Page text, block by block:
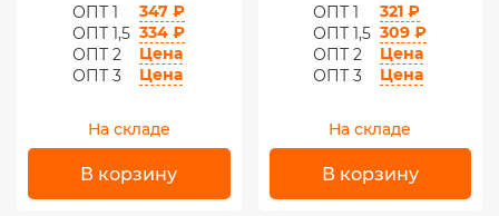
ОПТ 1
347 ₽
ОПТ 1,5 334 ₽
ОПТ 2
Цена
ОПТ 3
Цена
На складе
В корзину
ОПТ 1
321 ₽
ОПТ 1,5 309 ₽
ОПТ 2
Цена
ОПТ 3
Цена
На складе
В корзину